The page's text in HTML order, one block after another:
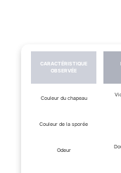
CARACTÉRISTIQUE
OBSERVÉE
Couleur du chapeau
Couleur de la sporée
Odeur